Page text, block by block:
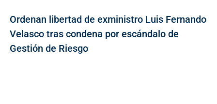
Ordenan libertad de exministro Luis Fernando
Velasco tras condena por escándalo de
Gestión de Riesgo